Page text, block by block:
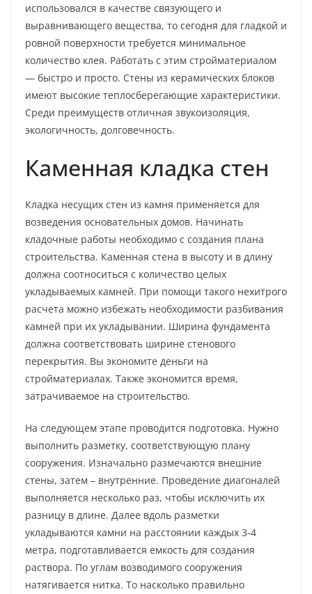
использовался в качестве связующего и
выравнивающего вещества, то сегодня для гладкой и
ровной поверхности требуется минимальное
количество клея. Работать с этим стройматериалом
— быстро и просто. Стены из керамических блоков
имеют высокие теплосберегающие характеристики.
Среди преимуществ отличная звукоизоляция,
экологичность, долговечность.
Каменная кладка стен
Кладка несущих стен из камня применяется для
возведения основательных домов. Начинать
кладочные работы необходимо с создания плана
строительства. Каменная стена в высоту и в длину
должна соотноситься с количество целых
укладываемых камней. При помощи такого нехитрого
расчета можно избежать необходимости разбивания
камней при их укладывании. Ширина фундамента
должна соответствовать ширине стенового
перекрытия. Вы экономите деньги на
стройматериалах. Также экономится время,
затрачиваемое на строительство.
На следующем этапе проводится подготовка. Нужно
выполнить разметку, соответствующую плану
сооружения. Изначально размечаются внешние
стены, затем – внутренние. Проведение диагоналей
выполняется несколько раз, чтобы исключить их
разницу в длине. Далее вдоль разметки
укладываются камни на расстоянии каждых 3-4
метра, подготавливается емкость для создания
раствора. По углам возводимого сооружения
натягивается нитка. То насколько правильно